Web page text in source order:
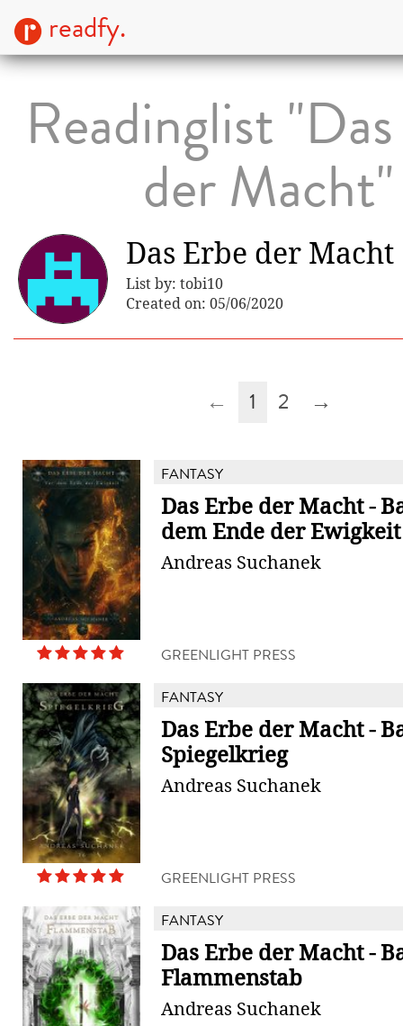
readfy.
Readinglist
der Macht"
Das Erbe der Macht
List by: tobi10
Created on: 05/06/2020
← 1 2 →
FANTASY
Das Erbe der Macht -
dem Ende der Ewigkeit
Andreas Suchanek
GREENLIGHT PRESS
FANTASY
Das Erbe der Macht -
Spiegelkrieg
Andreas Suchanek
GREENLIGHT PRESS
FANTASY
Das Erbe der Macht -
Flammenstab
Andreas Suchanek